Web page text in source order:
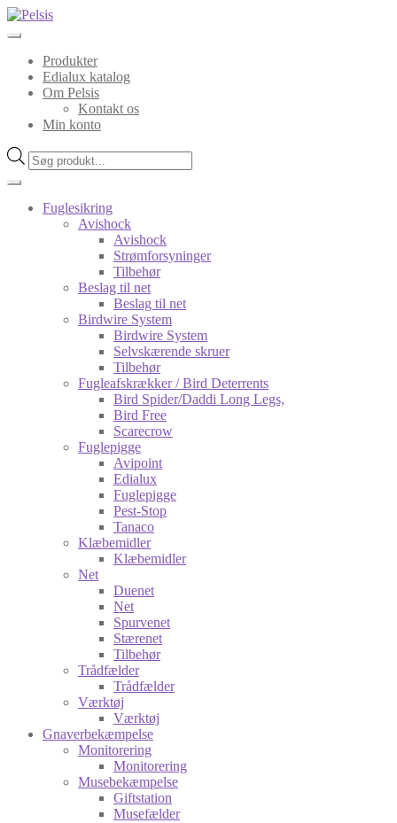
Spring
Spring
Produkter
Edialux katalog
Om Pelsis
Kontakt os
Min konto
Products
search
Fuglesikring
Avishock
Avishock
Strømforsyninger
Tilbehør
Beslag til net
Beslag til net
Birdwire System
Birdwire System
Selvskærende skruer
Tilbehør
Fugleafskrækker / Bird Deterrents
Bird Spider/Daddi Long Legs,
Bird Free
Scarecrow
Fuglepigge
Avipoint
Edialux
Fuglepigge
Pest-Stop
Tanaco
Klæbemidler
Klæbemidler
Net
Duenet
Net
Spurvenet
Stærenet
Tilbehør
Trådfælder
Trådfælder
Værktøj
Værktøj
Gnaverbekæmpelse
Monitorering
Monitorering
Musebekæmpelse
Giftstation
Musefælder